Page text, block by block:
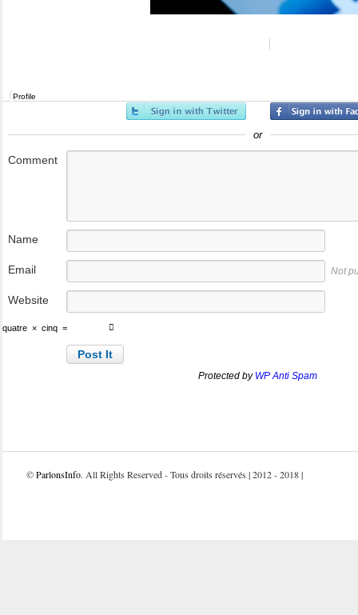
Profile
or
Comment
Name
Email Not
Website
quatre × cinq =
Protected by WP Anti Spam
©ParlonsInfo. All Rights Reserved - Tous droits réservés | 2012 - 2018 |